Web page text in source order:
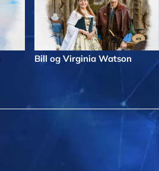
Bill og Virginia Watson